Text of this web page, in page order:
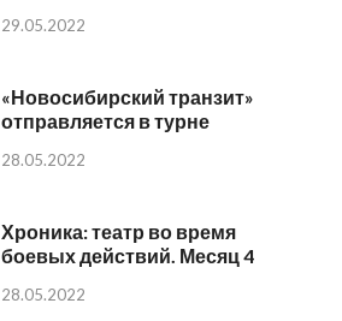
29.05.2022
«Новосибирский транзит»
отправляется в турне
28.05.2022
Хроника: театр во время
боевых действий. Месяц 4
28.05.2022